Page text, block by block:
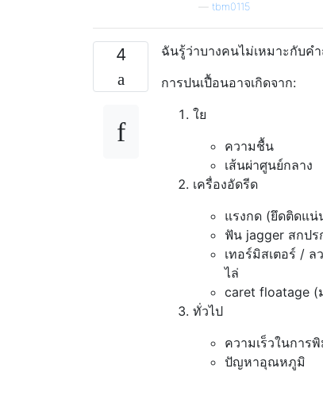
tbm0115
4
ฉันรู้ว่าบางคนไม่เหมาะกับค
การปนเปื้อนอาจเกิดจาก:
ใย
ความชื้น
เส้นผ่าศูนย์กลาง
เครื่องอัดรีด
แรงกด (ยึดติดแน่
ฟัน jagger สกปร
เทอร์มิสเตอร์ /
ไล่
caret floatage (
ทั่วไป
ความเร็วในการ
ปัญหาอุณหภูมิ